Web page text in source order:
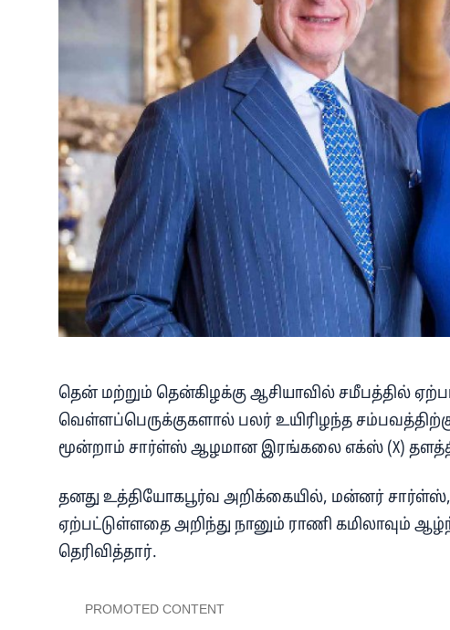
தென் மற்றும் தென்கிழக்கு ஆசியாவில் சமீபத்தில்
வெள்ளப்பெருக்குகளால் பலர் உயிரிழந்த
மூன்றாம் சார்ள்ஸ் ஆழமான இரங்கலை எக்ஸ் (X)
தனது உத்தியோகபூர்வ அறிக்கையில், மன்னர் சார்ள்ஸ்,
ஏற்பட்டுள்ளதை அறிந்து நானும் ராணி
தெரிவித்தார்.